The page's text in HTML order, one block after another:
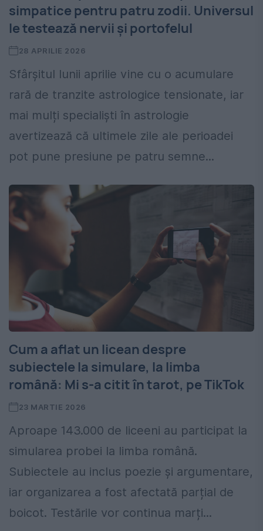
simpatice pentru patru zodii. Universul
le testează nervii și portofelul
28 APRILIE 2026
Sfârșitul lunii aprilie vine cu o acumulare
rară de tranzite astrologice tensionate, iar
mai mulți specialiști în astrologie
avertizează că ultimele zile ale perioadei
pot pune presiune pe patru semne...
Cum a aflat un licean despre
subiectele la simulare, la limba
română: Mi s-a citit în tarot, pe TikTok
23 MARTIE 2026
Aproape 143.000 de liceeni au participat la
simularea probei la limba română.
Subiectele au inclus poezie și argumentare,
iar organizarea a fost afectată parțial de
boicot. Testările vor continua marți...